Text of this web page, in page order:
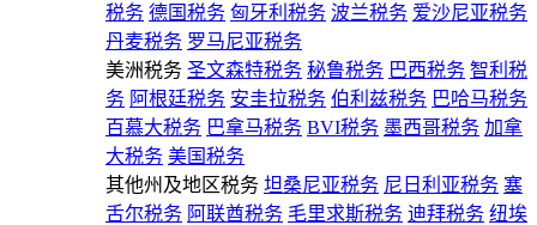
税务 德国税务 匈牙利税务 波兰税务 爱沙尼亚税务
丹麦税务 罗马尼亚税务
美洲税务 圣文森特税务 秘鲁税务 巴西税务 智利税
务 阿根廷税务 安圭拉税务 伯利兹税务 巴哈马税务
百慕大税务 巴拿马税务 BVI税务 墨西哥税务 加拿
大税务 美国税务
其他州及地区税务 坦桑尼亚税务 尼日利亚税务 塞
舌尔税务 阿联酋税务 毛里求斯税务 迪拜税务 纽埃